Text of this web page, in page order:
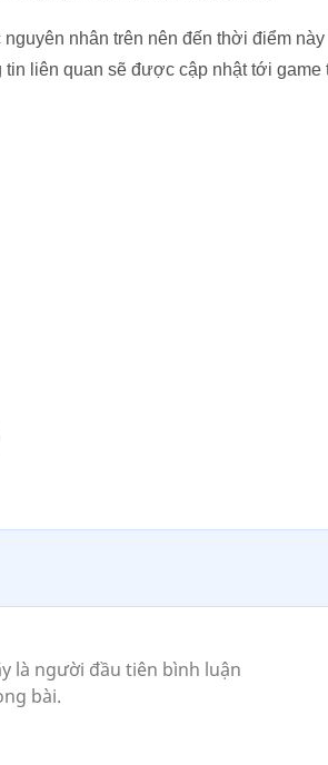
nhân trên nên đến thời điểm
liên quan sẽ được cập nhật tới